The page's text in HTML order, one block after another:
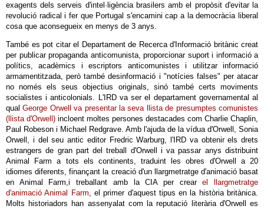
exagents dels serveis d'intel·ligència brasilers amb el propòsit d'evitar la
revolució radical i fer que Portugal s'encamini cap a la democràcia liberal
cosa que aconsegueix en menys de 3 anys.
També es pot citar el Departament de Recerca d'Informació britànic creat
per publicar propaganda anticomunista, proporcionar suport i informació a
polítics, acadèmics i escriptors anticomunistes i utilitzar informació
armamentitzada, però també desinformació i "notícies falses" per atacar
no només els seus objectius originals, sinó també certs moviments
socialistes i anticolonials. L'IRD va ser el departament governamental al
qualGeorge Orwell va presentar la seva llista de presumptes comunistes
(llista d'Orwell) incloent moltes persones destacades com Charlie Chaplin,
Paul Robeson i Michael Redgrave. Amb l'ajuda de la vídua d'Orwell, Sonia
Orwell, i del seu antic editor Fredric Warburg, l'IRD va obtenir els drets
estrangers de gran part del treball d'Orwell i va passar anys distribuint
Animal Farm a tots els continents, traduint les obres d'Orwell a 20
idiomes diferents, finançant la creació d'un llargmetratge d'animació basat
en Animal Farm,i treballant amb la CIA per crearel llargmetratge
d'animació Animal Farm, el primer d'aquest tipus en la història britànica.
Molts historiadors han assenyalat com la reputació literària d'Orwell es